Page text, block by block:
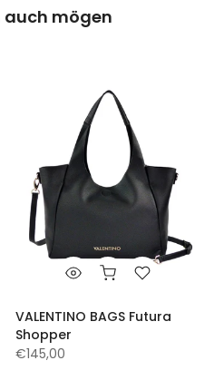
auch mögen
VALENTINO BAGS Futura
Shopper
€145,00